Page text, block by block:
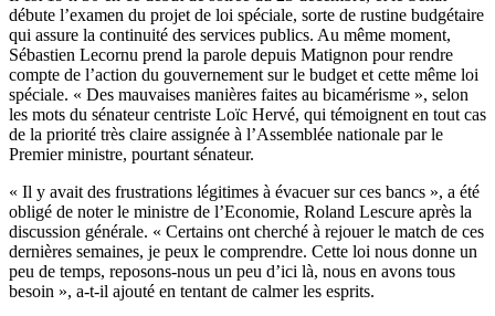
débute l’examen du projet de loi spéciale, sorte de rustine budgétaire
qui assure la continuité des services publics. Au même moment,
Sébastien Lecornu prend la parole depuis Matignon pour rendre
compte de l’action du gouvernement sur le budget et cette même loi
spéciale. « Des mauvaises manières faites au bicamérisme », selon
les mots du sénateur centriste Loïc Hervé, qui témoignent en tout cas
de la priorité très claire assignée à l’Assemblée nationale par le
Premier ministre, pourtant sénateur.
« Il y avait des frustrations légitimes à évacuer sur ces bancs », a été
obligé de noter le ministre de l’Economie, Roland Lescure après la
discussion générale. « Certains ont cherché à rejouer le match de ces
dernières semaines, je peux le comprendre. Cette loi nous donne un
peu de temps, reposons-nous un peu d’ici là, nous en avons tous
besoin », a-t-il ajouté en tentant de calmer les esprits.